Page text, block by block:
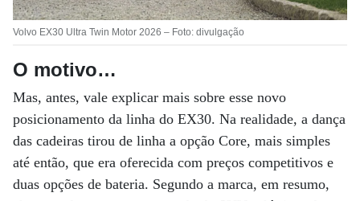
Volvo EX30 Ultra Twin Motor 2026 – Foto: divulgação
O motivo…
Mas, antes, vale explicar mais sobre esse novo
posicionamento da linha do EX30. Na realidade, a dança
das cadeiras tirou de linha a opção Core, mais simples
até então, que era oferecida com preços competitivos e
duas opções de bateria. Segundo a marca, em resumo,